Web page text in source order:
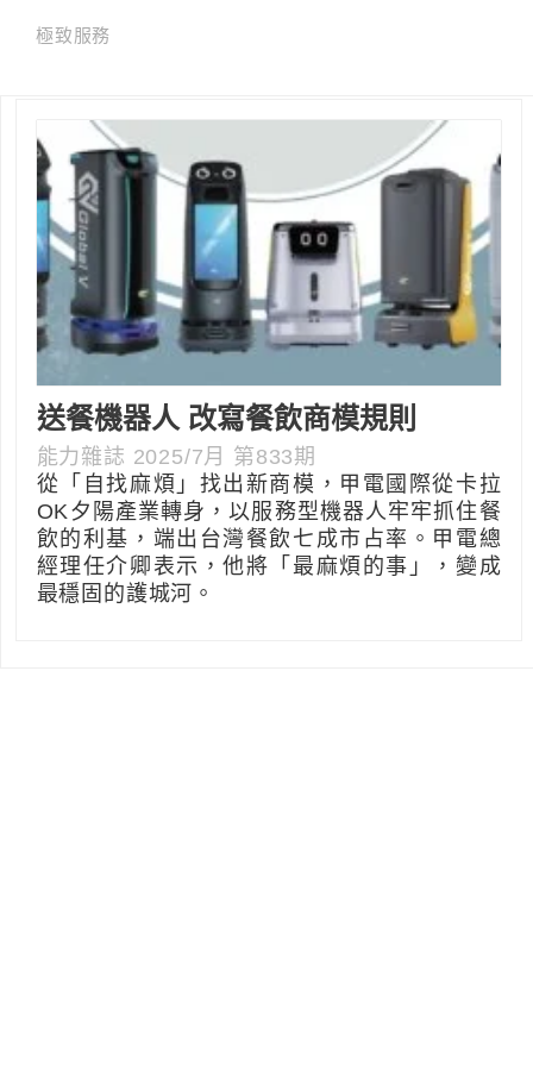
極致服務
送餐機器人 改寫餐飲商模規則
能力雜誌 2025/7月 第833期
從「自找麻煩」找出新商模，甲電國際從卡拉
OK夕陽產業轉身，以服務型機器人牢牢抓住餐
飲的利基，端出台灣餐飲七成市占率。甲電總
經理任介卿表示，他將「最麻煩的事」，變成
最穩固的護城河。